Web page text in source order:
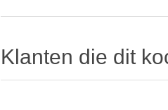
Klanten die dit